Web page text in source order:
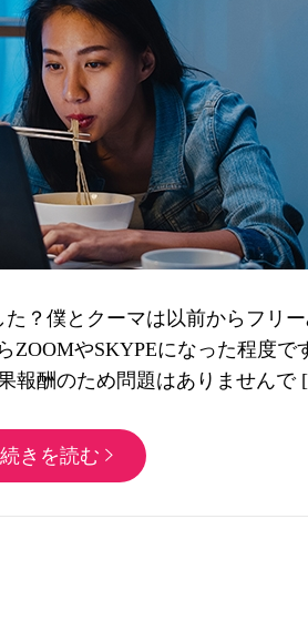
？僕とクーマは以前からフリ
ZOOMやSKYPEになった程度で
報酬のため問題はありません
続きを読む